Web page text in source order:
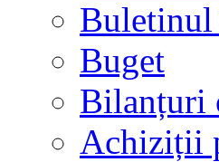
Buget
Bilanțuri
Achiziții